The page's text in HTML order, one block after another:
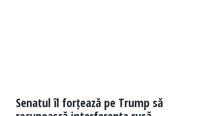
Senatul îl forțează pe Trump să